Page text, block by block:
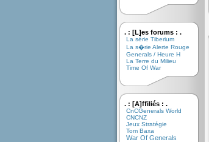
. : [L]es forums : .
La série Tiberium
La s�rie Alerte Rouge
Generals / Heure H
La Terre du Milieu
Time Of War
. : [A]ffiliés : .
CnCGenerals World
CNCNZ
Jeux Stratégie
Tom Baxa
War Of Generals